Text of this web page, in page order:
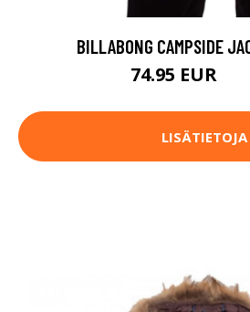
BILLABONG CAMPSIDE
74.95 EUR
LISÄTIETOJA